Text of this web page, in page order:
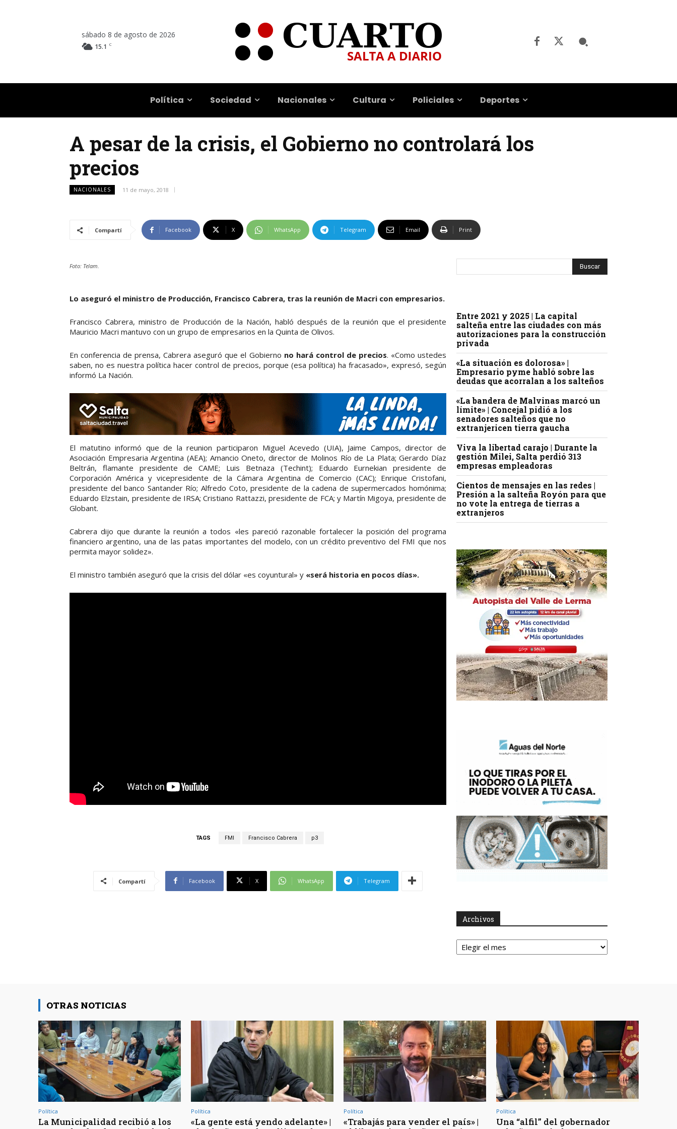
sábado 8 de agosto de 2026
15.1 C
Política Sociedad Nacionales Cultura Policiales Deportes
A pesar de la crisis, el Gobierno no controlará los
precios
NACIONALES 11 de mayo, 2018
Compartí Facebook X WhatsApp Telegram Email Print
Foto: Telam.
Lo aseguró el ministro de Producción, Francisco Cabrera, tras la reunión de Macri con empresarios.
Francisco Cabrera, ministro de Producción de la Nación, habló después de la reunión que el presidente
Mauricio Macri mantuvo con un grupo de empresarios en la Quinta de Olivos.
En conferencia de prensa, Cabrera aseguró que el Gobierno no hará control de precios. «Como ustedes
saben, no es nuestra política hacer control de precios, porque (esa política) ha fracasado», expresó, según
informó La Nación.
El matutino informó que de la reunion participaron Miguel Acevedo (UIA), Jaime Campos, director de
Asociación Empresaria Argentina (AEA); Amancio Oneto, director de Molinos Río de La Plata; Gerardo Díaz
Beltrán, flamante presidente de CAME; Luis Betnaza (Techint); Eduardo Eurnekian presidente de
Corporación América y vicepresidente de la Cámara Argentina de Comercio (CAC); Enrique Cristofani,
presidente del banco Santander Río; Alfredo Coto, presidente de la cadena de supermercados homónima;
Eduardo Elzstain, presidente de IRSA; Cristiano Rattazzi, presidente de FCA; y Martín Migoya, presidente de
Globant.
Cabrera dijo que durante la reunión a todos «les pareció razonable fortalecer la posición del programa
financiero argentino, una de las patas importantes del modelo, con un crédito preventivo del FMI que nos
permita mayor solidez».
El ministro también aseguró que la crisis del dólar «es coyuntural» y «será historia en pocos días».
TAGS FMI Francisco Cabrera p3
Compartí Facebook X WhatsApp Telegram
Entre 2021 y 2025 | La capital
salteña entre las ciudades con más
autorizaciones para la construcción
privada
«La situación es dolorosa» |
Empresario pyme habló sobre las
deudas que acorralan a los salteños
«La bandera de Malvinas marcó un
límite» | Concejal pidió a los
senadores salteños que no
extranjericen tierra gaucha
Viva la libertad carajo | Durante la
gestión Milei, Salta perdió 313
empresas empleadoras
Cientos de mensajes en las redes |
Presión a la salteña Royón para que
no vote la entrega de tierras a
extranjeros
Archivos
Archivos
OTRAS NOTICIAS
Política
La Municipalidad recibió a los
Política
«La gente está yendo adelante» |
Política
«Trabajás para vender el país» |
Política
Una “alfil” del gobernador